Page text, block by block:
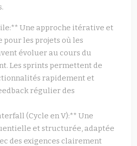
Une approche itérative et
pour les projets où les
évoluer au cours du
Les sprints permettent de
rapidement et
régulier des
(Cycle en V):** Une
et structurée, adaptée
des exigences clairement